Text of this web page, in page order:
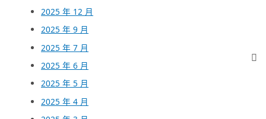
2025 年 12 月
2025 年 9 月
2025 年 7 月
2025 年 6 月
2025 年 5 月
2025 年 4 月